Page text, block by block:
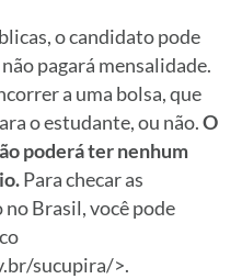
o candidato pode
pagará mensalidade.
a uma bolsa, que
o estudante, ou não.O
poderá ter nenhum
Para checar as
Brasil, você pode
sucupira/>.